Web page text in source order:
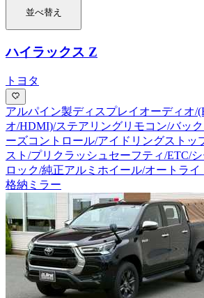
並べ替え
ハイラックス Z
トヨタ
アルパイン製ディスプレイオーディオ/
オ/HDMI)/ステアリングリモコン/バッ
ーズコントロール/アイドリングストッ
スト/プリクラッシュセーフティ/ETC/
ロック/純正アルミホイール/オートラ
格納ミラー